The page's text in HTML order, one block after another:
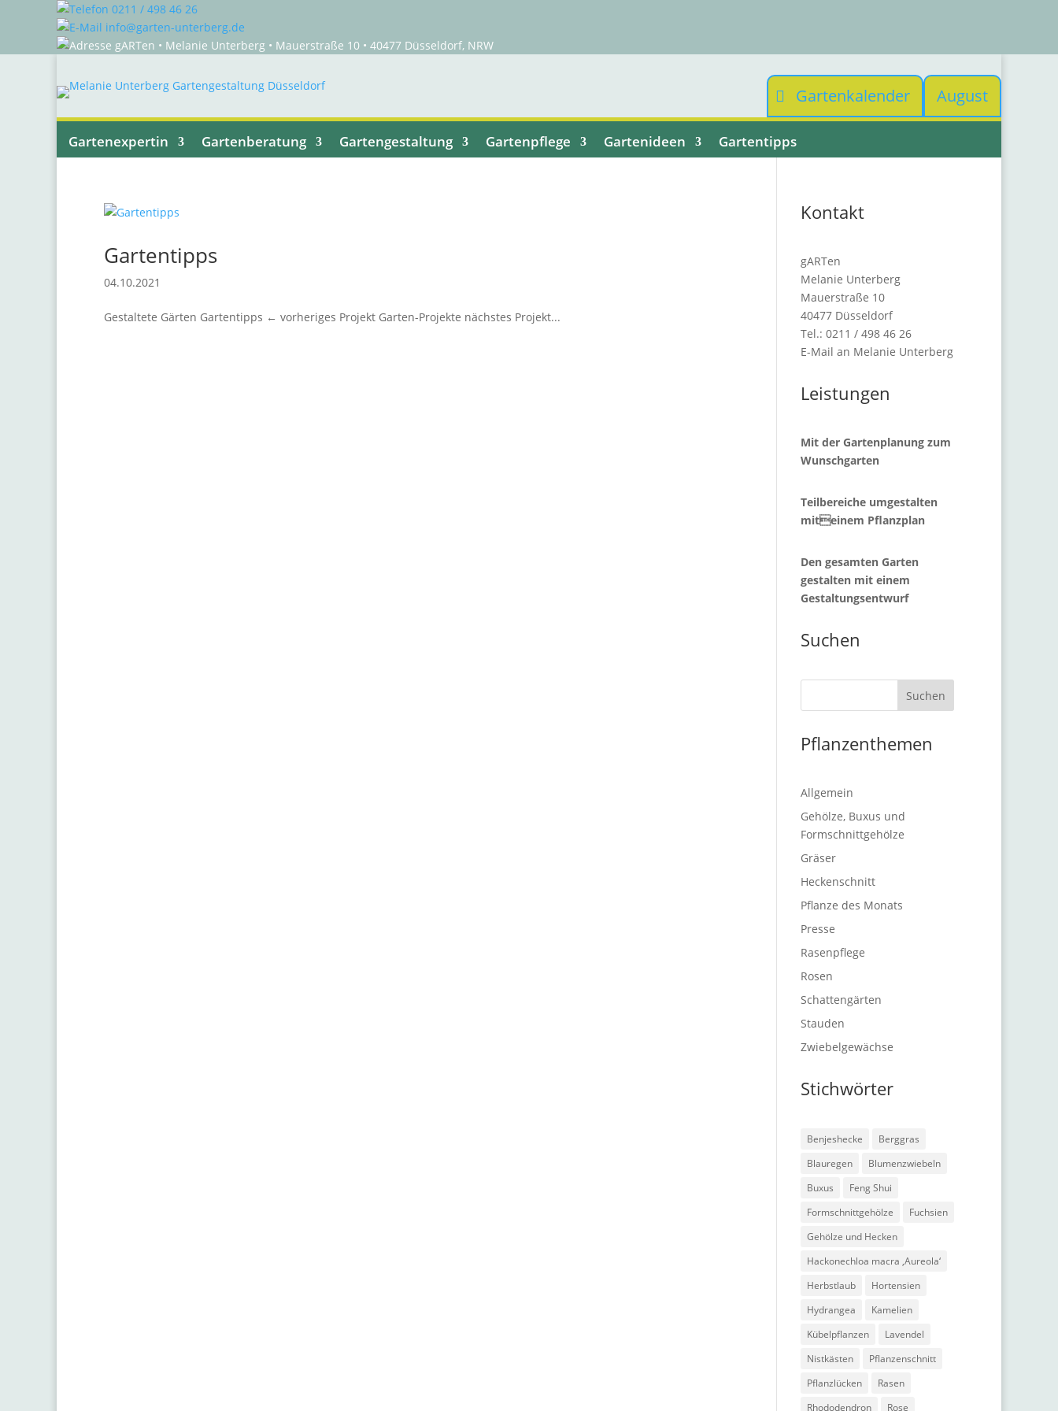
0211 / 498 46 26
info@garten-unterberg.de
gARTen • Melanie Unterberg • Mauerstraße 10 • 40477 Düsseldorf, NRW
August
Gartenkalender
Gartenexpertin Gartenberatung Gartengestaltung Gartenpflege Gartenideen Gartentipps
Gartentipps
04.10.2021
Gestaltete Gärten Gartentipps ← vorheriges Projekt Garten-Projekte nächstes Projekt...
Kontakt
gARTen
Melanie Unterberg
Mauerstraße 10
40477 Düsseldorf
Tel.: 0211 / 498 46 26
E-Mail an Melanie Unterberg
Leistungen
Mit der Gartenplanung zum
Wunschgarten
Teilbereiche umgestalten
miteinem Pflanzplan
Den gesamten Garten
gestalten mit einem
Gestaltungsentwurf
Suchen
Suchen
Pflanzenthemen
Allgemein
Gehölze, Buxus und
Formschnittgehölze
Gräser
Heckenschnitt
Pflanze des Monats
Presse
Rasenpflege
Rosen
Schattengärten
Stauden
Zwiebelgewächse
Stichwörter
Benjeshecke
Berggras
Blauregen
Blumenzwiebeln
Buxus
Feng Shui
Formschnittgehölze
Fuchsien
Gehölze und Hecken
Hackonechloa macra ‚Aureola‘
Herbstlaub
Hortensien
Hydrangea
Kamelien
Kübelpflanzen
Lavendel
Nistkästen
Pflanzenschnitt
Pflanzlücken
Rasen
Rhododendron
Rose